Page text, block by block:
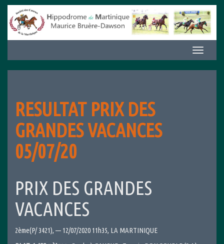
Aller
contenu
Afficher/
la
RESULTAT PRIX DES
GRANDES VACANCES
05/07/20
PRIX DES GRANDES
VACANCES
2ème(P/ 3421), — 12/07/2020 11h35, LA MARTINIQUE